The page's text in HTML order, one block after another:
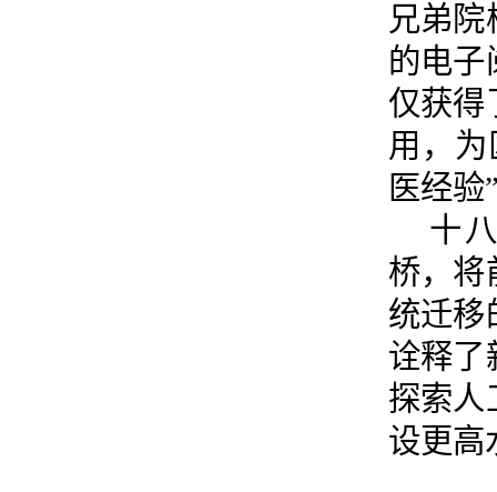
兄弟
的电子
仅获得
用，
医经验
十
桥，将
统迁移
诠释了
探索人
设更高